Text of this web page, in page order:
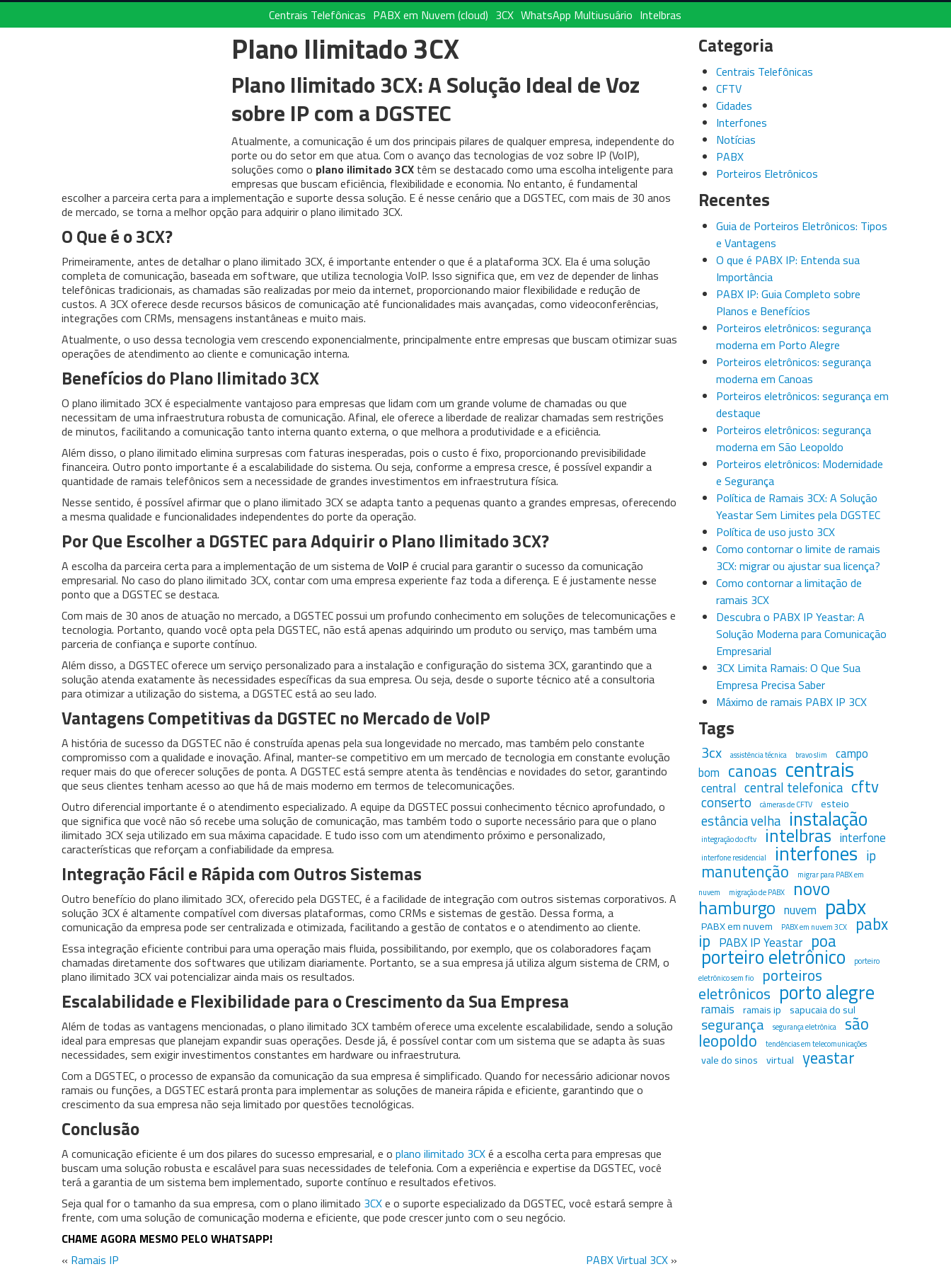
Centrais Telefônicas PABX em Nuvem (cloud) 3CX WhatsApp Multiusuário Intelbras
Plano Ilimitado 3CX
Plano Ilimitado 3CX: A Solução Ideal de Voz
sobre IP com a DGSTEC
Atualmente, a comunicação é um dos principais pilares de qualquer empresa, independente do
porte ou do setor em que atua. Com o avanço das tecnologias de voz sobre IP (VoIP),
soluções como o plano ilimitado 3CX têm se destacado como uma escolha inteligente para
empresas que buscam eficiência, flexibilidade e economia. No entanto, é fundamental
escolher a parceira certa para a implementação e suporte dessa solução. E é nesse cenário que a DGSTEC, com mais de 30 anos
de mercado, se torna a melhor opção para adquirir o plano ilimitado 3CX.
O Que é o 3CX?
Primeiramente, antes de detalhar o plano ilimitado 3CX, é importante entender o que é a plataforma 3CX. Ela é uma solução
completa de comunicação, baseada em software, que utiliza tecnologia VoIP. Isso significa que, em vez de depender de linhas
telefônicas tradicionais, as chamadas são realizadas por meio da internet, proporcionando maior flexibilidade e redução de
custos. A 3CX oferece desde recursos básicos de comunicação até funcionalidades mais avançadas, como videoconferências,
integrações com CRMs, mensagens instantâneas e muito mais.
Atualmente, o uso dessa tecnologia vem crescendo exponencialmente, principalmente entre empresas que buscam otimizar suas
operações de atendimento ao cliente e comunicação interna.
Benefícios do Plano Ilimitado 3CX
O plano ilimitado 3CX é especialmente vantajoso para empresas que lidam com um grande volume de chamadas ou que
necessitam de uma infraestrutura robusta de comunicação. Afinal, ele oferece a liberdade de realizar chamadas sem restrições
de minutos, facilitando a comunicação tanto interna quanto externa, o que melhora a produtividade e a eficiência.
Além disso, o plano ilimitado elimina surpresas com faturas inesperadas, pois o custo é fixo, proporcionando previsibilidade
financeira. Outro ponto importante é a escalabilidade do sistema. Ou seja, conforme a empresa cresce, é possível expandir a
quantidade de ramais telefônicos sem a necessidade de grandes investimentos em infraestrutura física.
Nesse sentido, é possível afirmar que o plano ilimitado 3CX se adapta tanto a pequenas quanto a grandes empresas, oferecendo
a mesma qualidade e funcionalidades independentes do porte da operação.
Por Que Escolher a DGSTEC para Adquirir o Plano Ilimitado 3CX?
A escolha da parceira certa para a implementação de um sistema de VoIP é crucial para garantir o sucesso da comunicação
empresarial. No caso do plano ilimitado 3CX, contar com uma empresa experiente faz toda a diferença. E é justamente nesse
ponto que a DGSTEC se destaca.
Com mais de 30 anos de atuação no mercado, a DGSTEC possui um profundo conhecimento em soluções de telecomunicações e
tecnologia. Portanto, quando você opta pela DGSTEC, não está apenas adquirindo um produto ou serviço, mas também uma
parceria de confiança e suporte contínuo.
Além disso, a DGSTEC oferece um serviço personalizado para a instalação e configuração do sistema 3CX, garantindo que a
solução atenda exatamente às necessidades específicas da sua empresa. Ou seja, desde o suporte técnico até a consultoria
para otimizar a utilização do sistema, a DGSTEC está ao seu lado.
Vantagens Competitivas da DGSTEC no Mercado de VoIP
A história de sucesso da DGSTEC não é construída apenas pela sua longevidade no mercado, mas também pelo constante
compromisso com a qualidade e inovação. Afinal, manter-se competitivo em um mercado de tecnologia em constante evolução
requer mais do que oferecer soluções de ponta. A DGSTEC está sempre atenta às tendências e novidades do setor, garantindo
que seus clientes tenham acesso ao que há de mais moderno em termos de telecomunicações.
Outro diferencial importante é o atendimento especializado. A equipe da DGSTEC possui conhecimento técnico aprofundado, o
que significa que você não só recebe uma solução de comunicação, mas também todo o suporte necessário para que o plano
ilimitado 3CX seja utilizado em sua máxima capacidade. E tudo isso com um atendimento próximo e personalizado,
características que reforçam a confiabilidade da empresa.
Integração Fácil e Rápida com Outros Sistemas
Outro benefício do plano ilimitado 3CX, oferecido pela DGSTEC, é a facilidade de integração com outros sistemas corporativos. A
solução 3CX é altamente compatível com diversas plataformas, como CRMs e sistemas de gestão. Dessa forma, a
comunicação da empresa pode ser centralizada e otimizada, facilitando a gestão de contatos e o atendimento ao cliente.
Essa integração eficiente contribui para uma operação mais fluida, possibilitando, por exemplo, que os colaboradores façam
chamadas diretamente dos softwares que utilizam diariamente. Portanto, se a sua empresa já utiliza algum sistema de CRM, o
plano ilimitado 3CX vai potencializar ainda mais os resultados.
Escalabilidade e Flexibilidade para o Crescimento da Sua Empresa
Além de todas as vantagens mencionadas, o plano ilimitado 3CX também oferece uma excelente escalabilidade, sendo a solução
ideal para empresas que planejam expandir suas operações. Desde já, é possível contar com um sistema que se adapta às suas
necessidades, sem exigir investimentos constantes em hardware ou infraestrutura.
Com a DGSTEC, o processo de expansão da comunicação da sua empresa é simplificado. Quando for necessário adicionar novos
ramais ou funções, a DGSTEC estará pronta para implementar as soluções de maneira rápida e eficiente, garantindo que o
crescimento da sua empresa não seja limitado por questões tecnológicas.
Conclusão
A comunicação eficiente é um dos pilares do sucesso empresarial, e o plano ilimitado 3CXé a escolha certa para empresas que
buscam uma solução robusta e escalável para suas necessidades de telefonia. Com a experiência e expertise da DGSTEC, você
terá a garantia de um sistema bem implementado, suporte contínuo e resultados efetivos.
Seja qual for o tamanho da sua empresa, com o plano ilimitado 3CXe o suporte especializado da DGSTEC, você estará sempre à
frente, com uma solução de comunicação moderna e eficiente, que pode crescer junto com o seu negócio.
CHAME AGORA MESMO PELO WHATSAPP!
« Ramais IP PABX Virtual 3CX »
Categoria
Centrais Telefônicas
CFTV
Cidades
Interfones
Notícias
PABX
Porteiros Eletrônicos
Recentes
Guia de Porteiros Eletrônicos: Tipos
e Vantagens
O que é PABX IP: Entenda sua
Importância
PABX IP: Guia Completo sobre
Planos e Benefícios
Porteiros eletrônicos: segurança
moderna em Porto Alegre
Porteiros eletrônicos: segurança
moderna em Canoas
Porteiros eletrônicos: segurança em
destaque
Porteiros eletrônicos: segurança
moderna em São Leopoldo
Porteiros eletrônicos: Modernidade
e Segurança
Política de Ramais 3CX: A Solução
Yeastar Sem Limites pela DGSTEC
Política de uso justo 3CX
Como contornar o limite de ramais
3CX: migrar ou ajustar sua licença?
Como contornar a limitação de
ramais 3CX
Descubra o PABX IP Yeastar: A
Solução Moderna para Comunicação
Empresarial
3CX Limita Ramais: O Que Sua
Empresa Precisa Saber
Máximo de ramais PABX IP 3CX
Tags
3cx assistência técnica bravo slim
campo
bom canoas centrais
central central telefonica cftv
conserto câmeras de CFTV esteio
estância velha instalação
integração do cftv intelbras interfone
interfone residencial interfones ip
manutenção
migrar para PABX em
nuvem
migração de PABX novo
hamburgo nuvem pabx
PABX em nuvem PABX em nuvem 3CX pabx
ip PABX IP Yeastar poa
porteiro eletrônico
porteiro
eletrônico sem fio
porteiros
eletrônicos porto alegre
ramais ramais ip sapucaia do sul
segurança segurança eletrônica são
leopoldo tendências em telecomunicações
vale do sinos virtual yeastar